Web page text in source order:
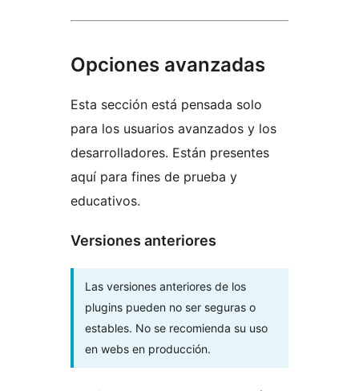
Opciones avanzadas
Esta sección está pensada solo
para los usuarios avanzados y los
desarrolladores. Están presentes
aquí para fines de prueba y
educativos.
Versiones anteriores
Las versiones anteriores de los
plugins pueden no ser seguras o
estables. No se recomienda su uso
en webs en producción.